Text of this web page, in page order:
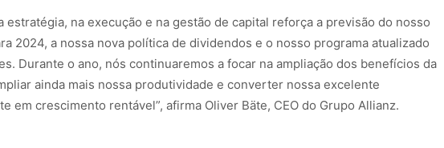
estratégia, na execução e na gestão de capital reforça a previsão do nosso
2024, a nossa nova política de dividendos e o nosso programa atualizado
Durante o ano, nós continuaremos a focar na ampliação dos benefícios da
ainda mais nossa produtividade e converter nossa excelente
em crescimento rentável”, afirma Oliver Bäte, CEO do Grupo Allianz.